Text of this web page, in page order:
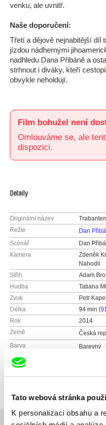
Tato webová stránka
K personalizaci obsahu a
venku, ale uvnitř.
Naše doporučení:
Třetí a dějově nejnabitější díl
jízdou nádhernými
nadhledu Dana Přibáně a
strhnout i diváky, kteří
obvykle neholdují.
Film bohužel není
Omlouváme se, ale
dispozici.
Detaily
Originální název
Režie
Dan
Scénář
Dan
Kamera
Zdeněk
Nahodil
Střih
Adam
Hudba
Tatiana
Zvuk
Petr
Délka
94 min (
Rok
2014
Země
Česká
Barva
Barevný
Produkce
Česká
tel:
web: